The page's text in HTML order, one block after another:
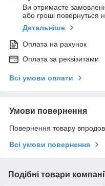
Ви отримаєте
або гроші повернуться
Детальніше
Оплата на рахунок
Оплата за реквізитами
Всі умови оплати
Умови повернення
Повернення товару
Всі умови повернення
Подібні товари